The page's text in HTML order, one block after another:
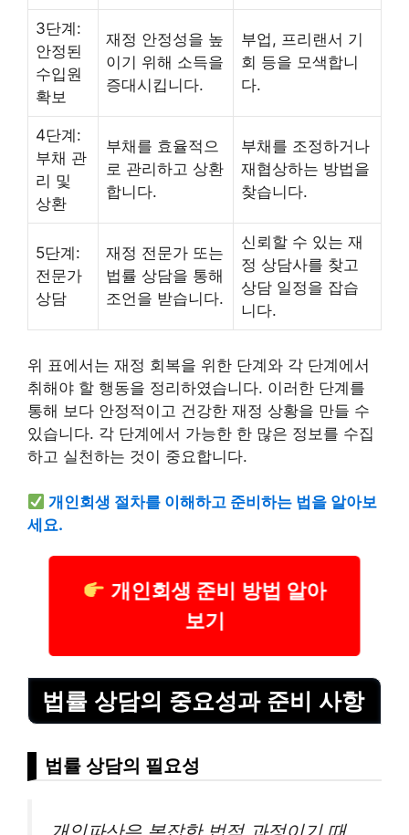
3단계:
안정된
수입원
확보
재정 안정성을 높
이기 위해 소득을
증대시킵니다.
부업, 프리랜서 기
회 등을 모색합니
다.
4단계:
부채 관
리 및
상환
부채를 효율적으
로 관리하고 상환
합니다.
부채를 조정하거나
재협상하는 방법을
찾습니다.
5단계:
전문가
상담
재정 전문가 또는
법률 상담을 통해
조언을 받습니다.
신뢰할 수 있는 재
정 상담사를 찾고
상담 일정을 잡습
니다.
위 표에서는 재정 회복을 위한 단계와 각 단계에서
취해야 할 행동을 정리하였습니다. 이러한 단계를
통해 보다 안정적이고 건강한 재정 상황을 만들 수
있습니다. 각 단계에서 가능한 한 많은 정보를 수집
하고 실천하는 것이 중요합니다.
개인회생 절차를 이해하고 준비하는 법을 알아보
세요.
개인회생 준비 방법 알아
보기
법률 상담의 중요성과 준비 사항
법률 상담의 필요성